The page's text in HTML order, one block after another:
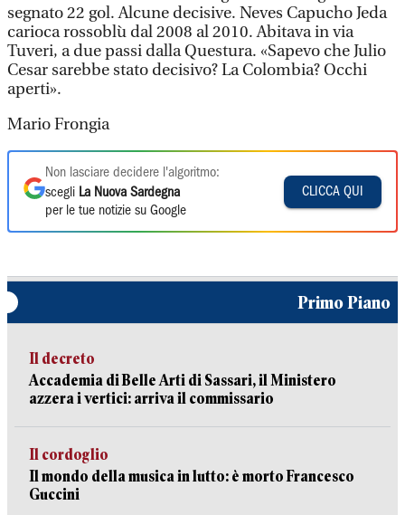
segnato 22 gol. Alcune decisive. Neves Capucho Jeda
carioca rossoblù dal 2008 al 2010. Abitava in via
Tuveri, a due passi dalla Questura. «Sapevo che Julio
Cesar sarebbe stato decisivo? La Colombia? Occhi
aperti».
Mario Frongia
Non lasciare decidere l'algoritmo:
scegli La Nuova Sardegna
per le tue notizie su Google
CLICCA QUI
Primo Piano
Il decreto
Accademia di Belle Arti di Sassari, il Ministero
azzera i vertici: arriva il commissario
Il cordoglio
Il mondo della musica in lutto: è morto Francesco
Guccini